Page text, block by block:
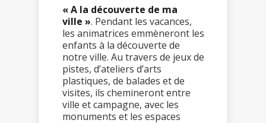
« A la découverte de ma
ville ». Pendant les vacances,
les animatrices emmèneront les
enfants à la découverte de
notre ville. Au travers de jeux de
pistes, d’ateliers d’arts
plastiques, de balades et de
visites, ils chemineront entre
ville et campagne, avec les
monuments et les espaces